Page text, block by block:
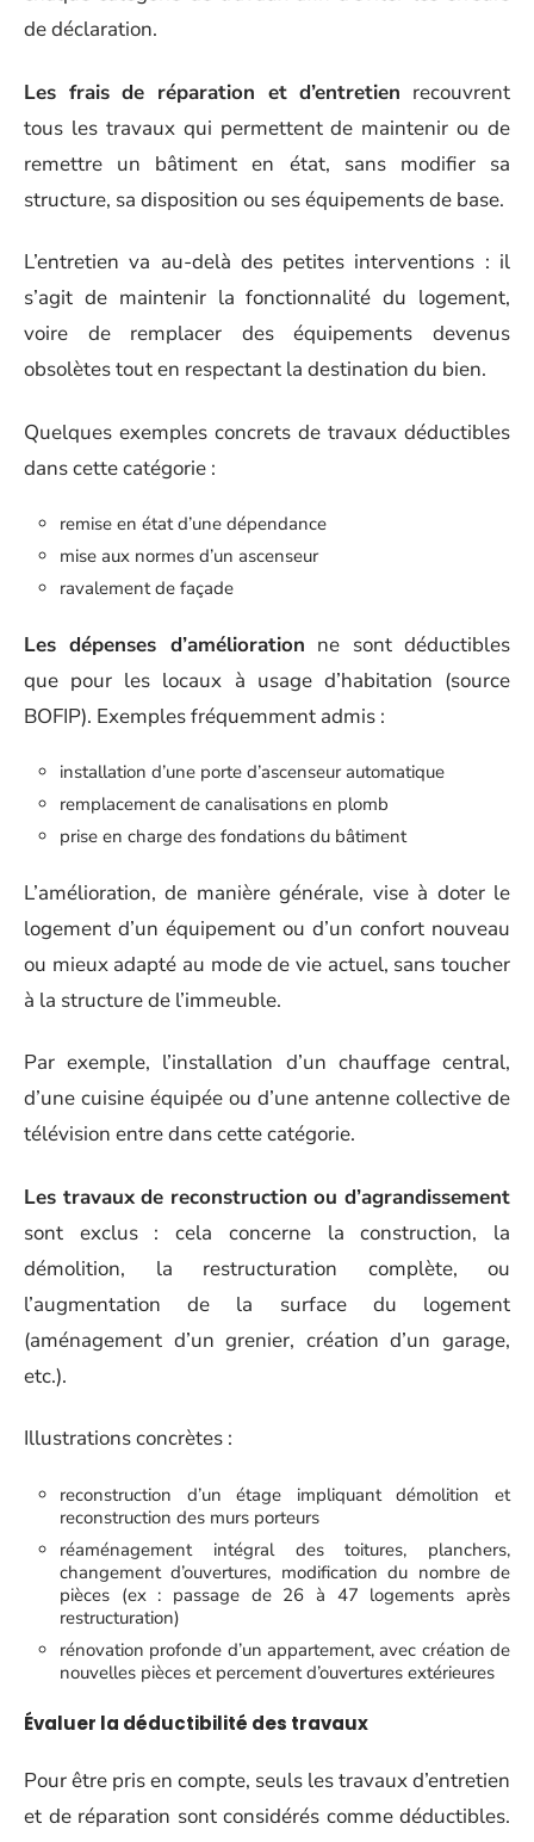
de déclaration.
Les frais de réparation et d’entretien recouvrent
tous les travaux qui permettent de maintenir ou de
remettre un bâtiment en état, sans modifier sa
structure, sa disposition ou ses équipements de base.
L’entretien va au-delà des petites interventions : il
s’agit de maintenir la fonctionnalité du logement,
voire de remplacer des équipements devenus
obsolètes tout en respectant la destination du bien.
Quelques exemples concrets de travaux déductibles
dans cette catégorie :
remise en état d’une dépendance
mise aux normes d’un ascenseur
ravalement de façade
Les dépenses d’amélioration ne sont déductibles
que pour les locaux à usage d’habitation (source
BOFIP). Exemples fréquemment admis :
installation d’une porte d’ascenseur automatique
remplacement de canalisations en plomb
prise en charge des fondations du bâtiment
L’amélioration, de manière générale, vise à doter le
logement d’un équipement ou d’un confort nouveau
ou mieux adapté au mode de vie actuel, sans toucher
à la structure de l’immeuble.
Par exemple, l’installation d’un chauffage central,
d’une cuisine équipée ou d’une antenne collective de
télévision entre dans cette catégorie.
Les travaux de reconstruction ou d’agrandissement
sont exclus : cela concerne la construction, la
démolition, la restructuration complète, ou
l’augmentation de la surface du logement
(aménagement d’un grenier, création d’un garage,
etc.).
Illustrations concrètes :
reconstruction d’un étage impliquant démolition et
reconstruction des murs porteurs
réaménagement intégral des toitures, planchers,
changement d’ouvertures, modification du nombre de
pièces (ex : passage de 26 à 47 logements après
restructuration)
rénovation profonde d’un appartement, avec création de
nouvelles pièces et percement d’ouvertures extérieures
Évaluer la déductibilité des travaux
Pour être pris en compte, seuls les travaux d’entretien
et de réparation sont considérés comme déductibles.